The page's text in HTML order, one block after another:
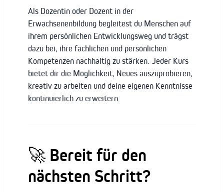
Als Dozentin oder Dozent in der
Erwachsenenbildung begleitest du Menschen auf
ihrem persönlichen Entwicklungsweg und trägst
dazu bei, ihre fachlichen und persönlichen
Kompetenzen nachhaltig zu stärken. Jeder Kurs
bietet dir die Möglichkeit, Neues auszuprobieren,
kreativ zu arbeiten und deine eigenen Kenntnisse
kontinuierlich zu erweitern.
🚀 Bereit für den
nächsten Schritt?